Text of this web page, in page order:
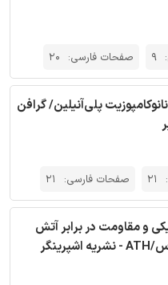
9 صفحات فارسی: 20
پلی‌آنیلین/ گرافن
21 صفحات فارسی: 21
و مقاومت در برابر آتش